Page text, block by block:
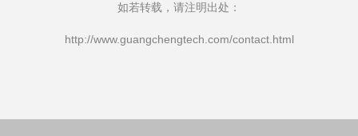
如若转载，请注明出处：
http://www.guangchengtech.com/contact.html